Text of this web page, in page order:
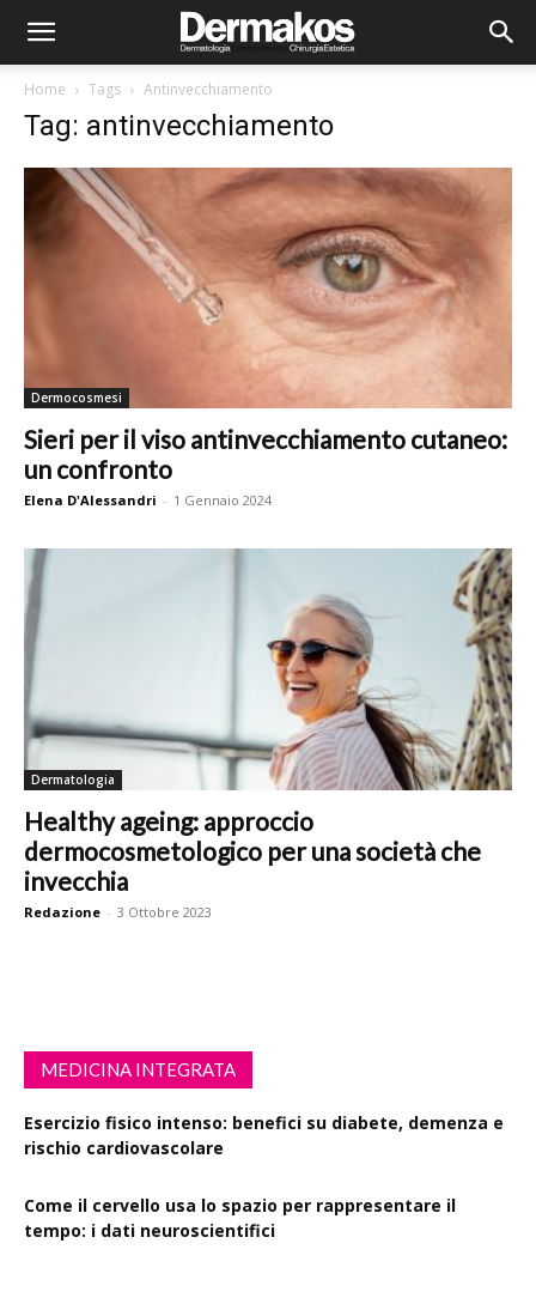
Home Tags Antinvecchiamento
Tag: antinvecchiamento
Dermocosmesi
Sieri per il viso antinvecchiamento cutaneo:
un confronto
Elena D'Alessandri - 1 Gennaio 2024
Dermatologia
Healthy ageing: approccio
dermocosmetologico per una società che
invecchia
Redazione - 3 Ottobre 2023
MEDICINA INTEGRATA
Esercizio fisico intenso: benefici su diabete, demenza e
rischio cardiovascolare
Come il cervello usa lo spazio per rappresentare il
tempo: i dati neuroscientifici